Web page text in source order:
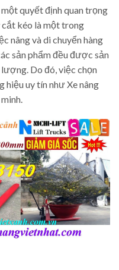
quyết định quan trọng
cắt kéo là một trong
nâng và di chuyển hàng
sản phẩm đều được sản
Do đó, việc chọn
uy tín như Xe nâng